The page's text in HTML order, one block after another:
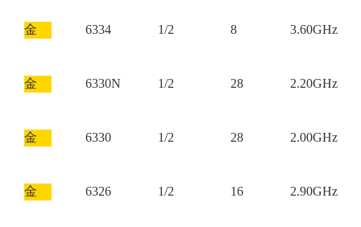
金 6334 1/2 8 3.60GHz
金 6330N 1/2 28 2.20GHz
金 6330 1/2 28 2.00GHz
金 6326 1/2 16 2.90GHz